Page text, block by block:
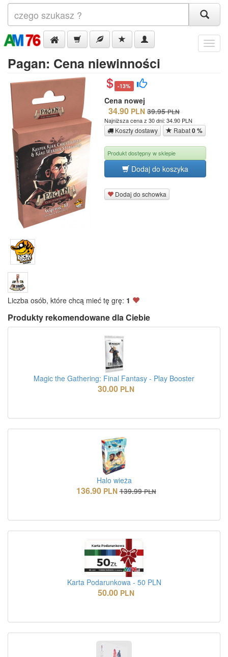
Menu
Pagan: Cena niewinności
-13%
Cena nowej
34.90 PLN 39.95 PLN
Najniższa cena z 30 dni: 34.90 PLN
Koszty dostawy Rabat0 %
Produkt dostępny w sklepie
Dodaj do koszyka
Dodaj do schowka
Liczba osób, które chcą mieć tę grę: 1
Produkty rekomendowane dla Ciebie
Magic the Gathering: Final Fantasy - Play Booster
30.00 PLN
Halo wieża
136.90 PLN 139.99 PLN
Karta Podarunkowa - 50 PLN
50.00 PLN